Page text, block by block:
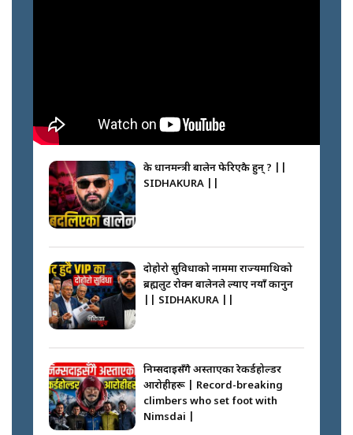
के प्रधानमन्त्री बालेन फेरिएकै हुन् ? ||
SIDHAKURA ||
दोहोरो सुविधाको नाममा राज्यमाथिको
ब्रह्मलुट रोक्न बालेनले ल्याए नयाँ कानुन
|| SIDHAKURA ||
निम्सदाइसँगै अस्ताएका रेकर्डहोल्डर
आरोहीहरू | Record-breaking
climbers who set foot with
Nimsdai |